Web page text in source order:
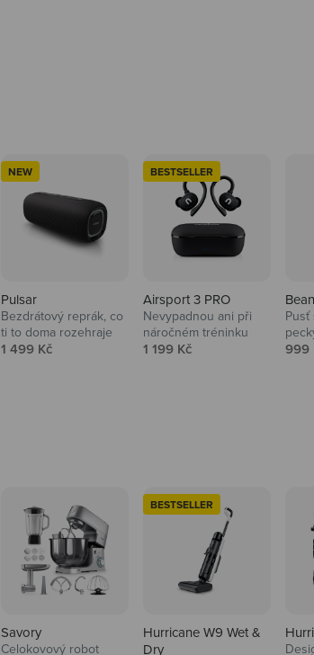
NEW
Pulsar
Bezdrátový reprák, co
ti to doma rozehraje
Prodejní cena
1 499 Kč
BESTSELLER
Airsport 3 PRO
Nevypadnou ani při
náročném tréninku
Prodejní cena
1 199 Kč 999
Savory
Celokovový robot
BESTSELLER
Hurricane W9 Wet &
Dry